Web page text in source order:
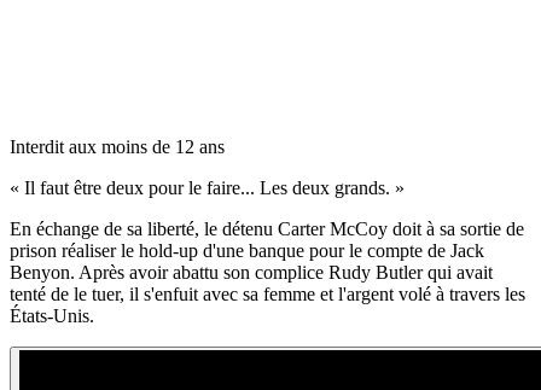
Interdit aux moins de 12 ans
« Il faut être deux pour le faire... Les deux grands. »
En échange de sa liberté, le détenu Carter McCoy doit à sa sortie de
prison réaliser le hold-up d'une banque pour le compte de Jack
Benyon. Après avoir abattu son complice Rudy Butler qui avait
tenté de le tuer, il s'enfuit avec sa femme et l'argent volé à travers les
États-Unis.